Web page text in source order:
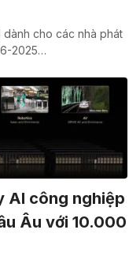
dành cho các nhà phát
6-2025…
AI công nghiệp
Âu với 10.000